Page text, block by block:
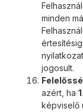
minden
jogosult.
azért, ha 1.
képviselő